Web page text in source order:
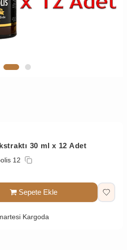
30 ml x 12 Adet
12
Sepete Ekle
Kargoda